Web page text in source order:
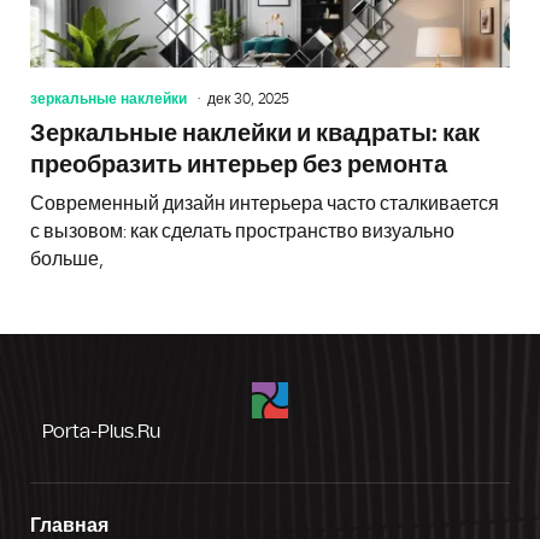
зеркальные наклейки дек 30, 2025
Зеркальные наклейки и квадраты: как
преобразить интерьер без ремонта
Современный дизайн интерьера часто сталкивается
с вызовом: как сделать пространство визуально
больше,
Porta-Plus.ru
Главная